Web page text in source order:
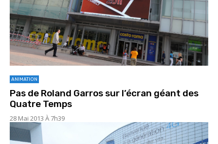
ANIMATION
Pas de Roland Garros sur l’écran géant des
Quatre Temps
28 Mai 2013 À 7h39